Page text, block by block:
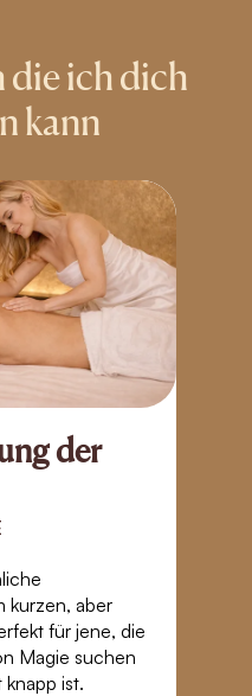
die ich dich
kann
der
kurzen, aber
für jene, die
Magie suchen
ist.